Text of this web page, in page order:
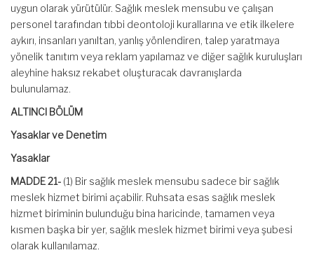
uygun olarak yürütülür. Sağlık meslek mensubu ve çalışan
personel tarafından tıbbi deontoloji kurallarına ve etik ilkelere
aykırı, insanları yanıltan, yanlış yönlendiren, talep yaratmaya
yönelik tanıtım veya reklam yapılamaz ve diğer sağlık kuruluşları
aleyhine haksız rekabet oluşturacak davranışlarda
bulunulamaz.
ALTINCI BÖLÜM
Yasaklar ve Denetim
Yasaklar
MADDE 21- (1) Bir sağlık meslek mensubu sadece bir sağlık
meslek hizmet birimi açabilir. Ruhsata esas sağlık meslek
hizmet biriminin bulunduğu bina haricinde, tamamen veya
kısmen başka bir yer, sağlık meslek hizmet birimi veya şubesi
olarak kullanılamaz.